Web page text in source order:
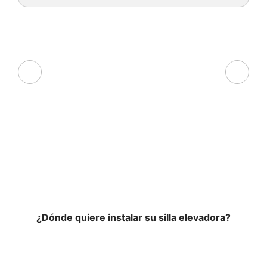
¿Dónde quiere instalar su silla elevadora?